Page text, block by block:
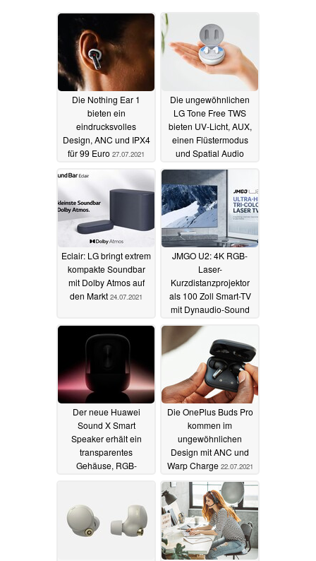
Die Nothing Ear 1
bieten ein
eindrucksvolles
Design, ANC und IPX4
für 99 Euro 27.07.2021
Die ungewöhnlichen
LG Tone Free TWS
bieten UV-Licht, AUX,
einen Flüstermodus
und Spatial Audio
26.07.2021
Eclair: LG bringt extrem
kompakte Soundbar
mit Dolby Atmos auf
den Markt 24.07.2021
JMGO U2: 4K RGB-
Laser-
Kurzdistanzprojektor
als 100 Zoll Smart-TV
mit Dynaudio-Sound
zum Spitzenpreis
23.07.2021
Der neue Huawei
Sound X Smart
Speaker erhält ein
transparentes
Gehäuse, RGB-
Die OnePlus Buds Pro
kommen im
ungewöhnlichen
Design mit ANC und
Warp Charge 22.07.2021